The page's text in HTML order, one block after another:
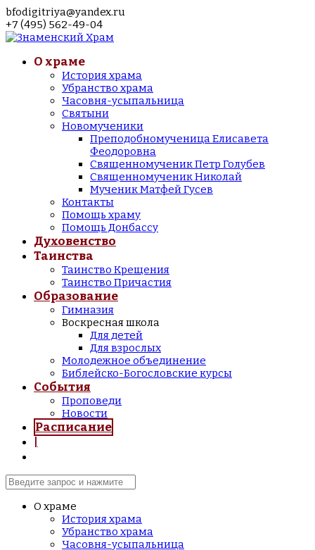
bfodigitriya@yandex.ru
+7 (495) 562-49-04
О храме
История храма
Убранство храма
Часовня-усыпальница
Святыни
Новомученики
Преподобномученица Елисавета
Феодоровна
Священномученик Петр Голубев
Священномученик Николай
Мученик Матфей Гусев
Контакты
Помощь храму
Помощь Донбассу
Духовенство
Таинства
Таинство Крещения
Таинство Причастия
Образование
Гимназия
Воскресная школа
Для детей
Для взрослых
Молодежное объединение
Библейско-Богословские курсы
События
Проповеди
Новости
Расписание
О храме
История храма
Убранство храма
Часовня-усыпальница